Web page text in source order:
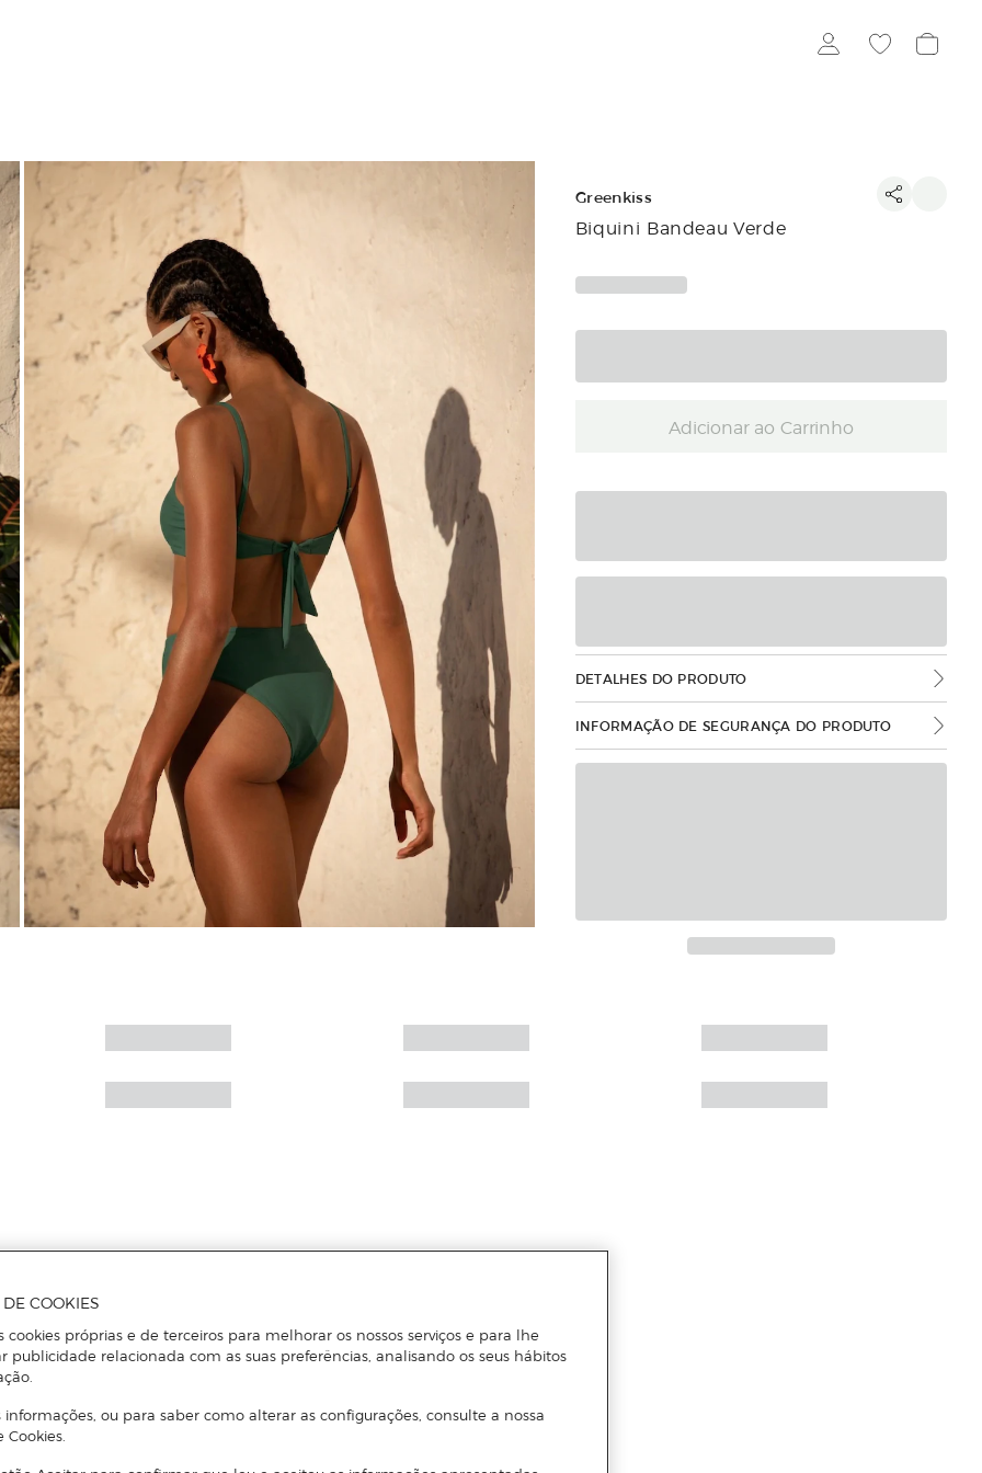
Greenkiss
Biquini Bandeau Verde
Adicionar ao Carrinho
DETALHES DO PRODUTO
INFORMAÇÃO DE SEGURANÇA DO PRODUTO
COOKIES
cookies próprias e de terceiros para melhorar os nossos serviços e para lhe
publicidade relacionada com as suas preferências, analisando os seus hábitos
informações, ou para saber como alterar as configurações, consulte a nossa